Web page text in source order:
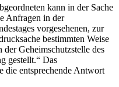
kann in der Sache
Anfragen in der
vorgesehenen, zur
bestimmten Weise
Geheimschutzstelle des
gestellt.“ Das
die entsprechende Antwort